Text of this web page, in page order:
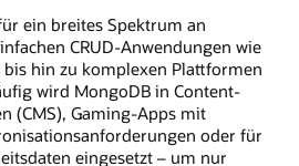
ein breites Spektrum an
CRUD-Anwendungen wie
hin zu komplexen Plattformen
wird MongoDB in Content-
(CMS), Gaming-Apps mit
oder für
eingesetzt – um nur